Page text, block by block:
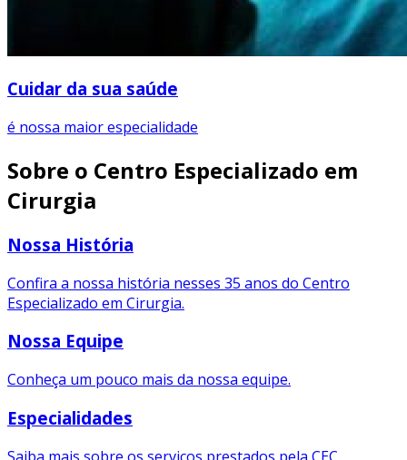
Cuidar da sua saúde
é nossa maior especialidade
Sobre o Centro Especializado em
Cirurgia
Nossa História
Confira a nossa história nesses 35 anos do Centro
Especializado em Cirurgia.
Nossa Equipe
Conheça um pouco mais da nossa equipe.
Especialidades
Saiba mais sobre os serviços prestados pela CEC.